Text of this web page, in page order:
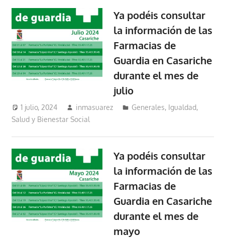
Ya podéis consultar
la información de las
Farmacias de
Guardia en Casariche
durante el mes de
julio
1 julio, 2024 inmasuarez Generales, Igualdad,
Salud y Bienestar Social
Ya podéis consultar
la información de las
Farmacias de
Guardia en Casariche
durante el mes de
mayo